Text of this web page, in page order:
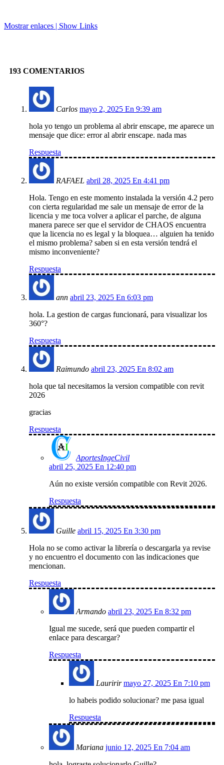
Mostrar enlaces | Show Links
193 COMENTARIOS
Carlos mayo 2, 2025 En 9:39 am
hola yo tengo un problema al abrir enscape, me aparece un
mensaje que dice: error al abrir enscape. nada mas
Respuesta
RAFAEL abril 28, 2025 En 4:41 pm
Hola. Tengo en este momento instalada la versión 4.2 pero
con cierta regularidad me sale un mensaje de error de la
licencia y me toca volver a aplicar el parche, de alguna
manera parece ser que el servidor de CHAOS encuentra
que la licencia no es legal y la bloquea… alguien ha tenido
el mismo problema? saben si en esta versión tendrá el
mismo inconveniente?
Respuesta
ann abril 23, 2025 En 6:03 pm
hola. La gestion de cargas funcionará, para visualizar los
360°?
Respuesta
Raimundo abril 23, 2025 En 8:02 am
hola que tal necesitamos la version compatible con revit
2026
gracias
Respuesta
AportesIngeCivil
abril 25, 2025 En 12:40 pm
Aún no existe versión compatible con Revit 2026.
Respuesta
Guille abril 15, 2025 En 3:30 pm
Hola no se como activar la librería o descargarla ya revise
y no encuentro el documento con las indicaciones que
mencionan.
Respuesta
Armando abril 23, 2025 En 8:32 pm
Igual me sucede, será que pueden compartir el
enlace para descargar?
Respuesta
Lauririr mayo 27, 2025 En 7:10 pm
lo habeis podido solucionar? me pasa igual
Respuesta
Mariana junio 12, 2025 En 7:04 am